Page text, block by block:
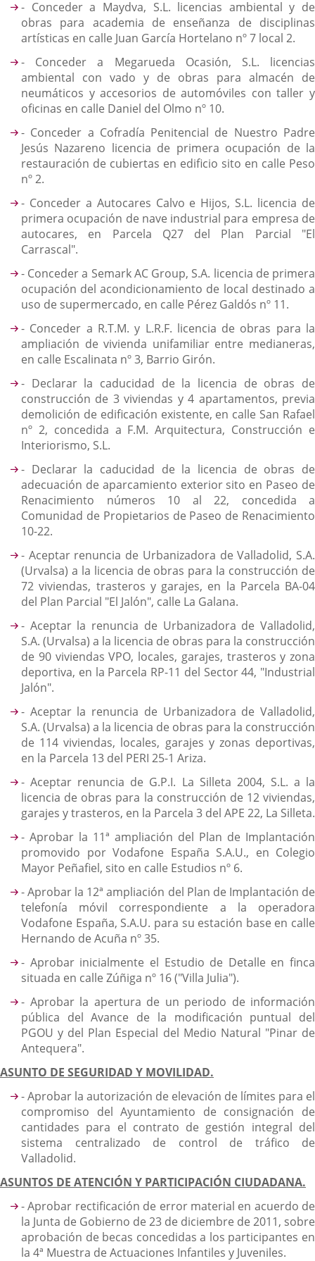
- Conceder a Maydva, S.L. licencias ambiental y de
obras para academia de enseñanza de disciplinas
artísticas en calle Juan García Hortelano nº 7 local 2.
- Conceder a Megarueda Ocasión, S.L. licencias
ambiental con vado y de obras para almacén de
neumáticos y accesorios de automóviles con taller y
oficinas en calle Daniel del Olmo nº 10.
- Conceder a Cofradía Penitencial de Nuestro Padre
Jesús Nazareno licencia de primera ocupación de la
restauración de cubiertas en edificio sito en calle Peso
nº 2.
- Conceder a Autocares Calvo e Hijos, S.L. licencia de
primera ocupación de nave industrial para empresa de
autocares, en Parcela Q27 del Plan Parcial "El
Carrascal".
- Conceder a Semark AC Group, S.A. licencia de primera
ocupación del acondicionamiento de local destinado a
uso de supermercado, en calle Pérez Galdós nº 11.
- Conceder a R.T.M. y L.R.F. licencia de obras para la
ampliación de vivienda unifamiliar entre medianeras,
en calle Escalinata nº 3, Barrio Girón.
- Declarar la caducidad de la licencia de obras de
construcción de 3 viviendas y 4 apartamentos, previa
demolición de edificación existente, en calle San Rafael
nº 2, concedida a F.M. Arquitectura, Construcción e
Interiorismo, S.L.
- Declarar la caducidad de la licencia de obras de
adecuación de aparcamiento exterior sito en Paseo de
Renacimiento números 10 al 22, concedida a
Comunidad de Propietarios de Paseo de Renacimiento
10-22.
- Aceptar renuncia de Urbanizadora de Valladolid, S.A.
(Urvalsa) a la licencia de obras para la construcción de
72 viviendas, trasteros y garajes, en la Parcela BA-04
del Plan Parcial "El Jalón", calle La Galana.
- Aceptar la renuncia de Urbanizadora de Valladolid,
S.A. (Urvalsa) a la licencia de obras para la construcción
de 90 viviendas VPO, locales, garajes, trasteros y zona
deportiva, en la Parcela RP-11 del Sector 44, "Industrial
Jalón".
- Aceptar la renuncia de Urbanizadora de Valladolid,
S.A. (Urvalsa) a la licencia de obras para la construcción
de 114 viviendas, locales, garajes y zonas deportivas,
en la Parcela 13 del PERI 25-1 Ariza.
- Aceptar renuncia de G.P.I. La Silleta 2004, S.L. a la
licencia de obras para la construcción de 12 viviendas,
garajes y trasteros, en la Parcela 3 del APE 22, La Silleta.
- Aprobar la 11ª ampliación del Plan de Implantación
promovido por Vodafone España S.A.U., en Colegio
Mayor Peñafiel, sito en calle Estudios nº 6.
- Aprobar la 12ª ampliación del Plan de Implantación de
telefonía móvil correspondiente a la operadora
Vodafone España, S.A.U. para su estación base en calle
Hernando de Acuña nº 35.
- Aprobar inicialmente el Estudio de Detalle en finca
situada en calle Zúñiga nº 16 ("Villa Julia").
- Aprobar la apertura de un periodo de información
pública del Avance de la modificación puntual del
PGOU y del Plan Especial del Medio Natural "Pinar de
Antequera".
ASUNTO DE SEGURIDAD Y MOVILIDAD.
- Aprobar la autorización de elevación de límites para el
compromiso del Ayuntamiento de consignación de
cantidades para el contrato de gestión integral del
sistema centralizado de control de tráfico de
Valladolid.
ASUNTOS DE ATENCIÓN Y PARTICIPACIÓN CIUDADANA.
- Aprobar rectificación de error material en acuerdo de
la Junta de Gobierno de 23 de diciembre de 2011, sobre
aprobación de becas concedidas a los participantes en
la 4ª Muestra de Actuaciones Infantiles y Juveniles.